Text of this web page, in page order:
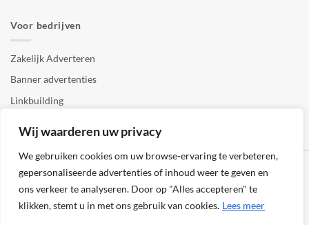
Wij waarderen uw privacy
We gebruiken cookies om uw browse-ervaring te verbeteren,
gepersonaliseerde advertenties of inhoud weer te geven en
ons verkeer te analyseren. Door op "Alles accepteren" te
klikken, stemt u in met ons gebruik van cookies. Lees meer
Voor bedrijven
Zakelijk Adverteren
Banner advertenties
Linkbuilding